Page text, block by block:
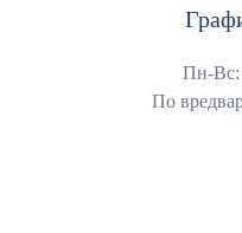
Пн-Вс:
По